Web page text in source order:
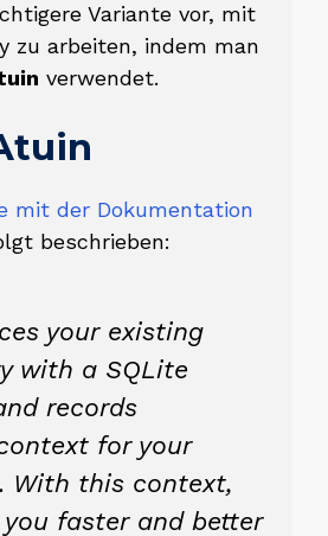
Variante vor, mit
zu arbeiten, indem man
verwendet.
mit der Dokumentation
beschrieben:
your existing
with a SQLite
records
for your
With this context,
faster and better